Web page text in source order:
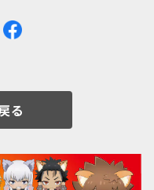
る